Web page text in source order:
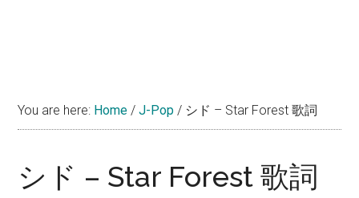
You are here: Home / J-Pop / シド – Star Forest 歌詞
シド – Star Forest 歌詞